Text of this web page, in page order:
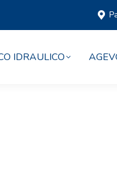
IDRAULICO